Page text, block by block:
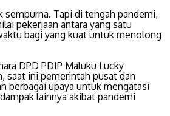
sempurna. Tapi di tengah pandemi,
pekerjaan antara yang satu
bagi yang kuat untuk menolong
DPD PDIP Maluku Lucky
saat ini pemerintah pusat dan
berbagai upaya untuk mengatasi
lainnya akibat pandemi